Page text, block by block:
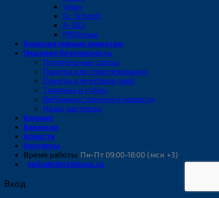
Vikan
Dr. Schnell
А-ДЕЗ
PROtissue
Корпоративным клиентам
Пищевая безопасность
Питательные среды
Пакеты для гомогенизации
Пакеты для отбора проб
Тампоны и губки
Вебинары/тренинги/новости
Наши партнеры
Клининг
Вакансии
Новости
Контакты
Время работы: Пн-Пт 09:00-18:00 (мск +3)
hello@chistoklass.ru
Вход